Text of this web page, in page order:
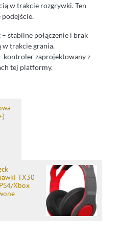
w trakcie rozgrywki. Ten
podejście.
stabilne połączenie i brak
w trakcie grania.
kontroler zaprojektowany z
tej platformy.
TX30
Xbox